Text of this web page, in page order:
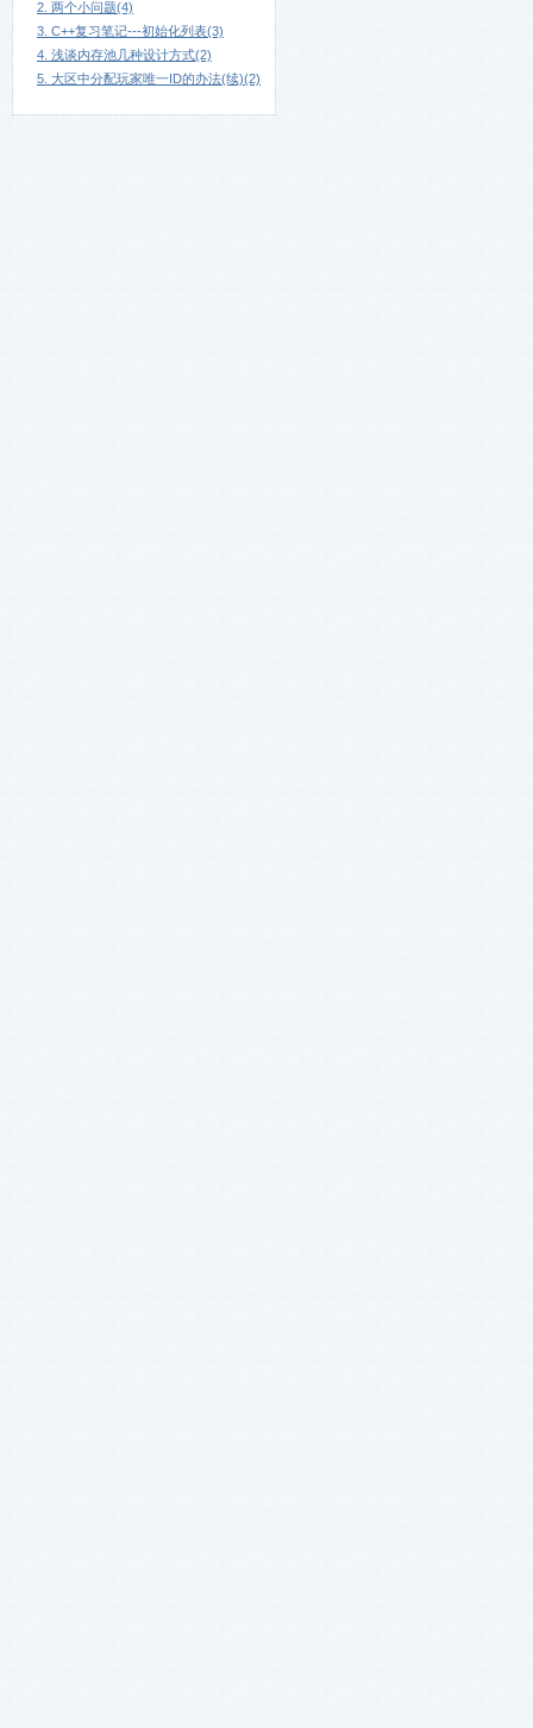
2. 两个小问题(4)
3. C++复习笔记---初始化列表(3)
4. 浅谈内存池几种设计方式(2)
5. 大区中分配玩家唯一ID的办法(续)(2)